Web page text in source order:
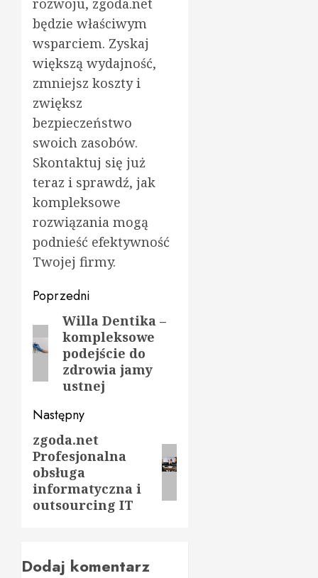
rozwoju, zgoda.net
będzie właściwym
wsparciem. Zyskaj
większą wydajność,
zmniejsz koszty i
zwiększ
bezpieczeństwo
swoich zasobów.
Skontaktuj się już
teraz i sprawdź, jak
kompleksowe
rozwiązania mogą
podnieść efektywność
Twojej firmy.
Zobacz
wpisy
Poprzedni
Poprzedni
wpis:
Willa Dentika –
kompleksowe
podejście do
zdrowia jamy
ustnej
Następny
Następny
wpis:
zgoda.net
Profesjonalna
obsługa
informatyczna i
outsourcing IT
Dodaj komentarz